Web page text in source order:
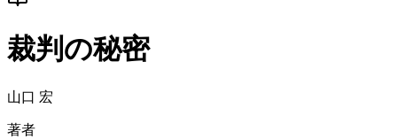
裁判の秘密
山口 宏
著者